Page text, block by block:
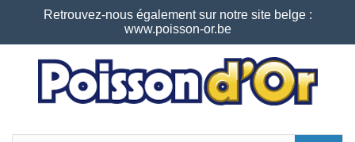
Retrouvez-nous également sur notre site belge :
www.poisson-or.be